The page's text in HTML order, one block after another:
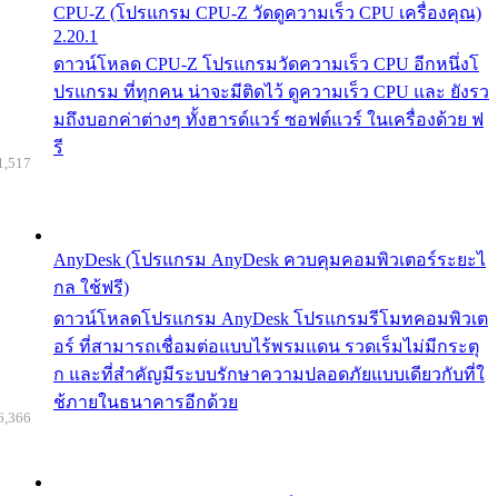
CPU-Z (โปรแกรม CPU-Z วัดดูความเร็ว CPU เครื่องคุณ)
2.20.1
ดาวน์โหลด CPU-Z โปรแกรมวัดความเร็ว CPU อีกหนึ่งโ
ปรแกรม ที่ทุกคน น่าจะมีติดไว้ ดูความเร็ว CPU และ ยังรว
มถึงบอกค่าต่างๆ ทั้งฮารด์แวร์ ซอฟต์แวร์ ในเครื่องด้วย ฟ
รี
AnyDesk (โปรแกรม AnyDesk ควบคุมคอมพิวเตอร์ระยะไ
กล ใช้ฟรี)
ดาวน์โหลดโปรแกรม AnyDesk โปรแกรมรีโมทคอมพิวเต
อร์ ที่สามารถเชื่อมต่อแบบไร้พรมแดน รวดเร็มไม่มีกระตุ
ก และที่สำคัญมีระบบรักษาความปลอดภัยแบบเดียวกับที่ใ
ช้ภายในธนาคารอีกด้วย